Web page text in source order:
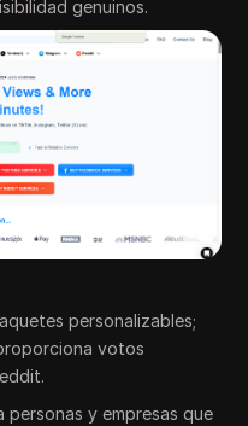
genuinos.
personalizables;
votos
personas y empresas que